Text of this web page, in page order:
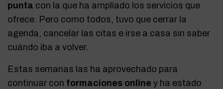
punta con la que ha ampliado los servicios que
ofrece. Pero como todos, tuvo que cerrar la
agenda, cancelar las citas e irse a casa sin saber
cuándo iba a volver.
Estas semanas las ha aprovechado para
continuar con formaciones online y ha estado